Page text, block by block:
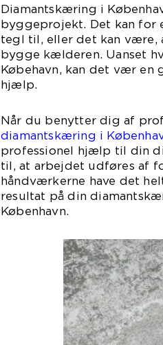
Diamantskæring i
byggeprojekt. Det kan for
tegl til, eller det kan være,
bygge kælderen. Uanset
Købehavn, kan det vær en
Når du benytter dig af
diamantskæring i
professionel hjælp til din
til, at arbejdet udføres af
håndværkerne have det
resultat på din